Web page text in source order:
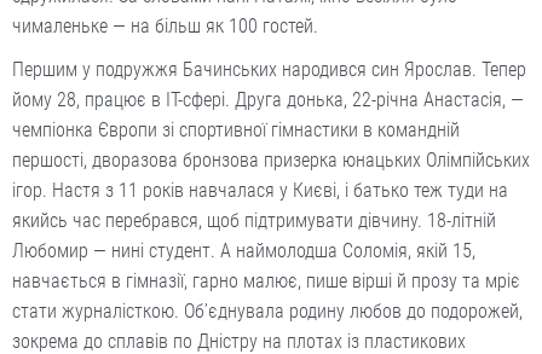
чималеньке — на більш як 100 гостей.
Першим у подружжя Бачинських народився син Ярослав. Тепер
йому 28, працює в ІТ-сфері. Друга донька, 22-річна Анастасія, —
чемпіонка Європи зі спортивної гімнастики в командній
першості, дворазова бронзова призерка юнацьких Олімпійських
ігор. Настя з 11 років навчалася у Києві, і батько теж туди на
якийсь час перебрався, щоб підтримувати дівчину. 18-літній
Любомир — нині студент. А наймолодша Соломія, якій 15,
навчається в гімназії, гарно малює, пише вірші й прозу та мріє
стати журналісткою. Об’єднувала родину любов до подорожей,
зокрема до сплавів по Дністру на плотах із пластикових